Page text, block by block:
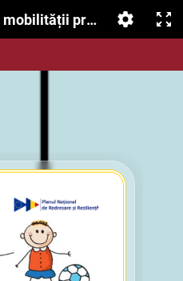
mobilității prin exerciții